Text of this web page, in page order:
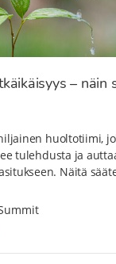
– näin
huoltotiimi,
tulehdusta ja
Näitä